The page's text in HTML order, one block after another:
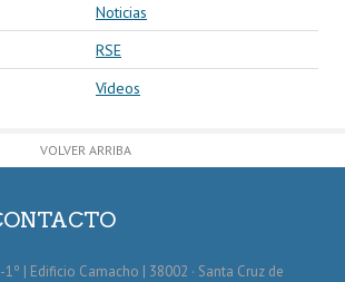
Noticias
RSE
Vídeos
VOLVER ARRIBA
| Edificio Camacho | 38002 · Santa Cruz de